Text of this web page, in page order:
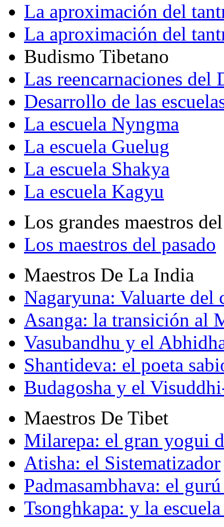
La aproximación del
La aproximación del
Budismo Tibetano
Las reencarnaciones del
Desarrollo de las
La escuela Nyngma
La escuela Guelug
La escuela Shakya
La escuela Kagyu
Los grandes maestros
Los maestros del pasado
Maestros De La India
Nagaryuna: Valuarte del
Asanga: la transición al
Vasubandhu y el
Shantideva: el poeta
Budagosha y el
Maestros De Tibet
Milarepa: el gran yogui
Atisha: el Sistematizador
Padmasambhava: el
Tsonghkapa: y la